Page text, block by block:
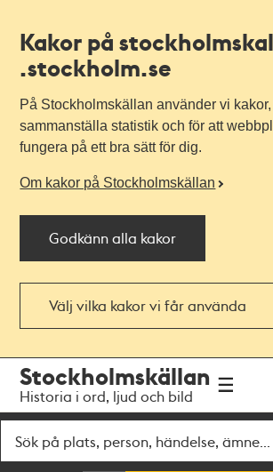
Kakor på
.stockholm.se
På Stockholmskällan använder vi
sammanställa statistik och för att
fungera på ett bra sätt för dig.
Om kakor på Stockholmskällan
Godkänn alla kakor
Välj vilka kakor vi får använda
navigationen
huvudinnehållet
Stockholmskällan
Historia i ord, ljud och bild